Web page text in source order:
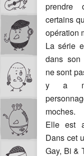
prendre
certains
opération
La série
dans son
ne sont
y a
moches.
Elle est
Dans cet
Gay, Bi &